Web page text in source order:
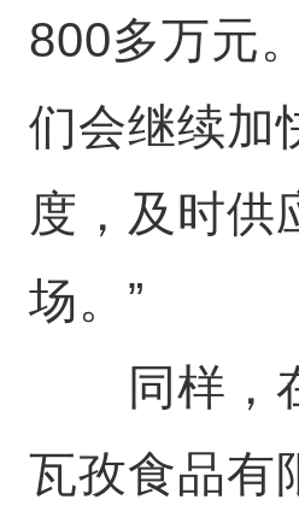
800多万元
们会继续加
度，及时供
场。”
同样，
瓦孜食品有